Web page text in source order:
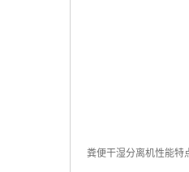
粪便干湿分离机性能特